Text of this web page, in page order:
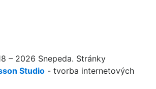
– 2026 Snepeda. Stránky
Studio - tvorba internetových